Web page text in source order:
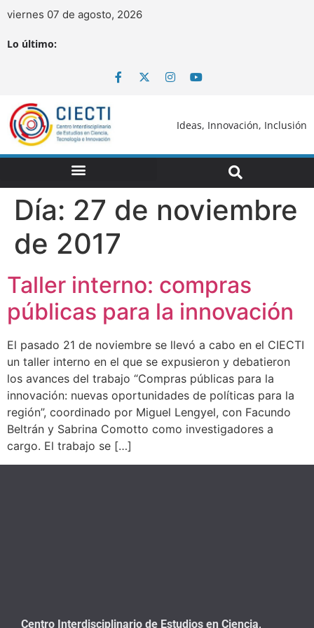
viernes 07 de agosto, 2026
Lo último:
Ideas, Innovación, Inclusión
Día: 27 de noviembre
de 2017
Taller interno: compras
públicas para la innovación
El pasado 21 de noviembre se llevó a cabo en el CIECTI
un taller interno en el que se expusieron y debatieron
los avances del trabajo “Compras públicas para la
innovación: nuevas oportunidades de políticas para la
región”, coordinado por Miguel Lengyel, con Facundo
Beltrán y Sabrina Comotto como investigadores a
cargo. El trabajo se […]
Centro Interdisciplinario de Estudios en Ciencia,